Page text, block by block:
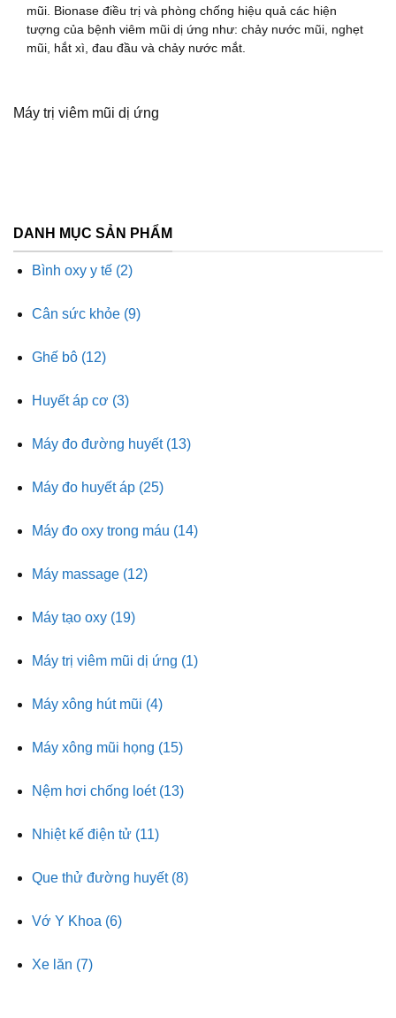
mũi. Bionase điều trị và phòng chống hiệu quả các hiện
tượng của bệnh viêm mũi dị ứng như: chảy nước mũi, nghẹt
mũi, hắt xì, đau đầu và chảy nước mắt.
Máy trị viêm mũi dị ứng
DANH MỤC SẢN PHẨM
Bình oxy y tế (2)
Cân sức khỏe (9)
Ghế bô (12)
Huyết áp cơ (3)
Máy đo đường huyết (13)
Máy đo huyết áp (25)
Máy đo oxy trong máu (14)
Máy massage (12)
Máy tạo oxy (19)
Máy trị viêm mũi dị ứng (1)
Máy xông hút mũi (4)
Máy xông mũi họng (15)
Nệm hơi chống loét (13)
Nhiệt kế điện tử (11)
Que thử đường huyết (8)
Vớ Y Khoa (6)
Xe lăn (7)